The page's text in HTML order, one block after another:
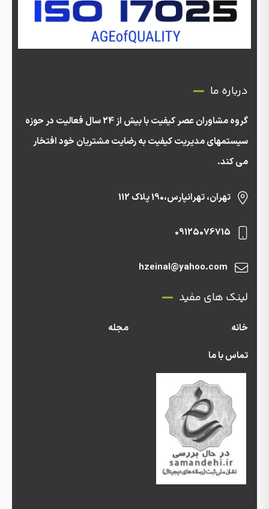
درباره ما
گروه مشاوران عصر کیفیت با بیش از 24 سال فعالیت در حوزه
سیستمهای مدیریت کیفیت به رضایت مشتریان خود افتخار
می کند.
تهران، تهرانپارس،190 پلاک 112
09125076715
hzeinal@yahoo.com
لینک های مفید
خانه
مجله
تماس با ما